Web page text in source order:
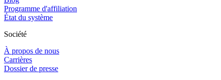
Programme d'affiliation
État du système
Société
À propos de nous
Carrières
Dossier de presse